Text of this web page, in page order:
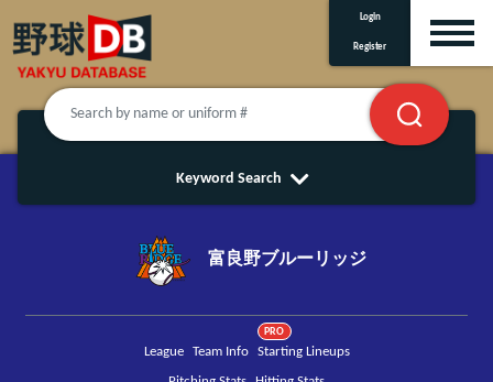
Login
Register
Keyword Search
富良野ブルーリッジ
League Team Info
PRO
Starting Lineups